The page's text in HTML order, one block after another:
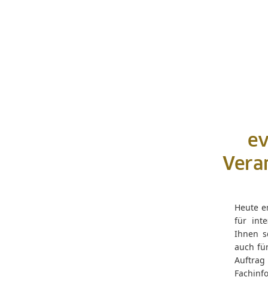
Heute
für
Ihnen
auch